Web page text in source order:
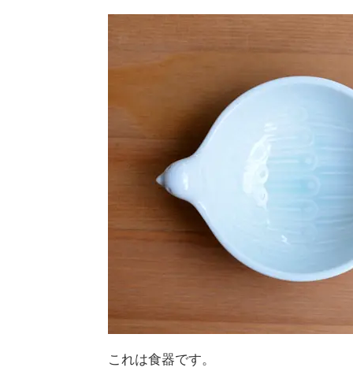
これは食器です。